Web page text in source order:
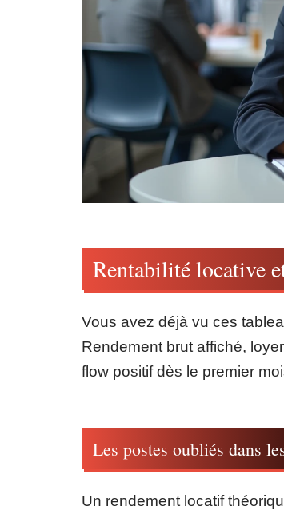
Rentabilité locative
Vous avez déjà vu ces
Rendement brut affiché,
flow positif dès le premier
Les postes oubliés dans
Un rendement locatif